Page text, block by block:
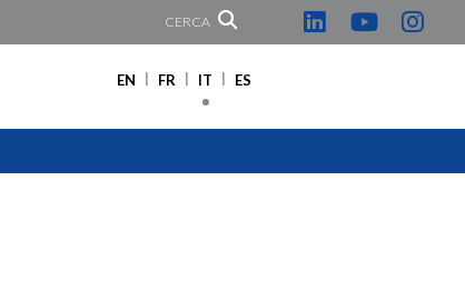
CERCA
EN FR IT ES